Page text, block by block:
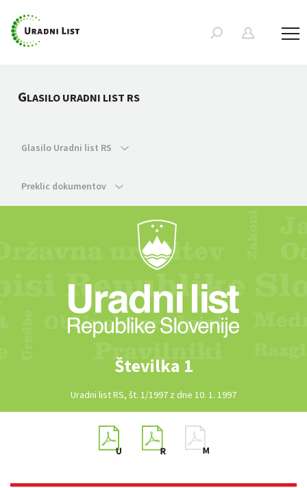
GLASILO URADNI LIST RS
Glasilo Uradni list RS
Preklic dokumentov
Številka 1
Uradni list RS, št. 1/1997 z dne 10. 1. 1997